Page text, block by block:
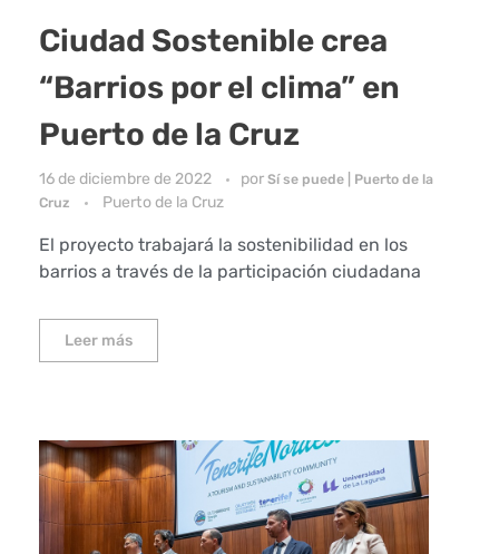
Ciudad Sostenible crea
“Barrios por el clima” en
Puerto de la Cruz
16 de diciembre de 2022 por Sí se puede | Puerto de la
Cruz
Puerto de la Cruz
El proyecto trabajará la sostenibilidad en los
barrios a través de la participación ciudadana
Leer más